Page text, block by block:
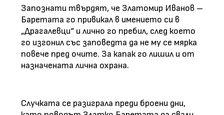
Запознати твърдят, че Златомир Иванов –
Баретата го привикал в имението си в
„Драгалевци“ и лично го пребил, след което
го изгонил със заповедта да не му се мярка
повече пред очите. За капак го лишил и от
назначената лична охрана.
Случката се разиграла преди броени дни,